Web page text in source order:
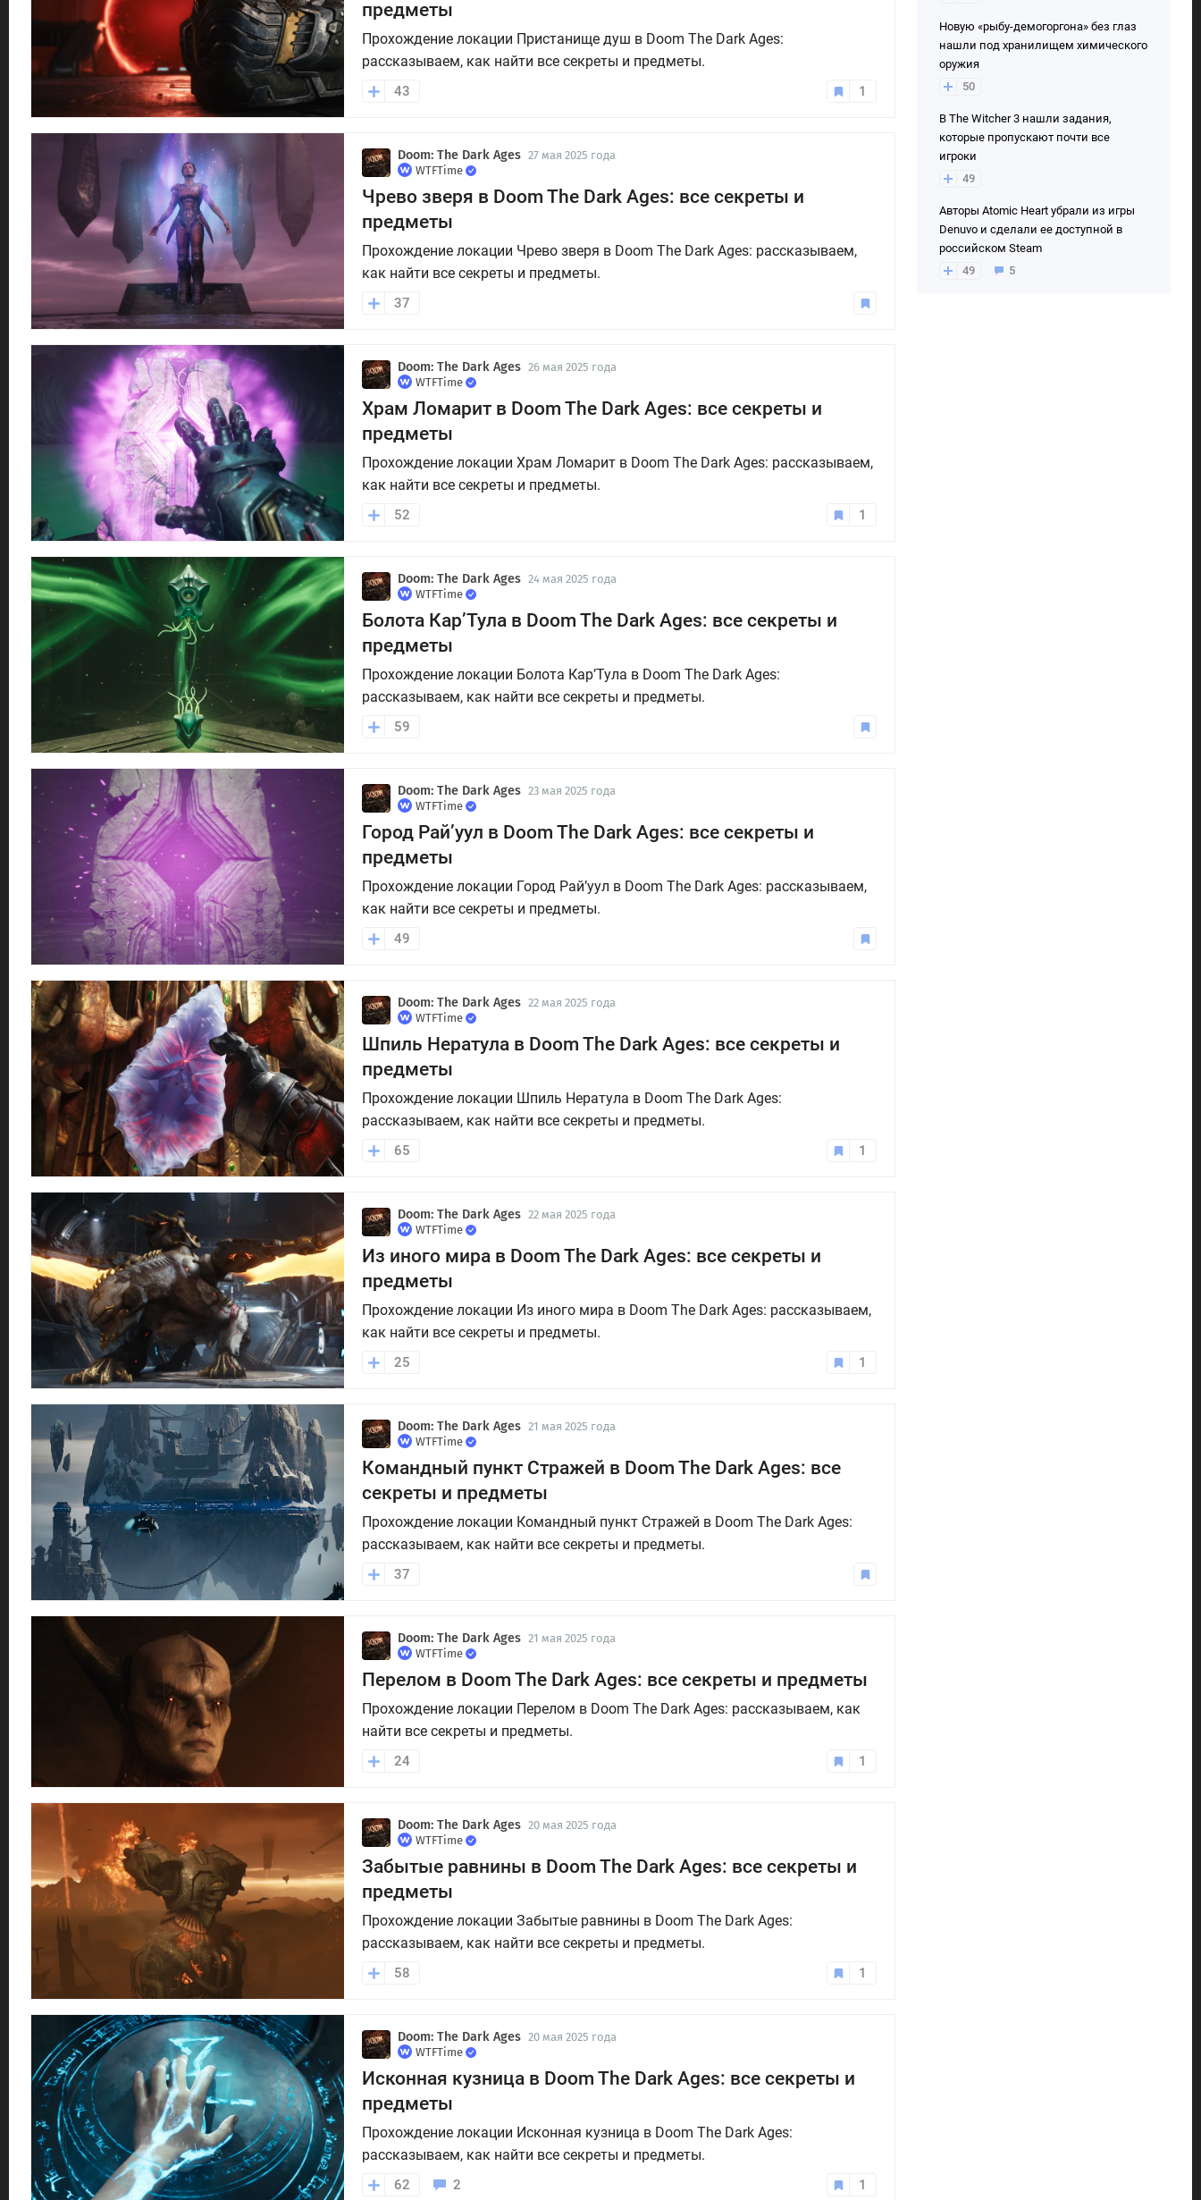
предметы
Прохождение локации Пристанище душ в Doom The Dark Ages:
рассказываем, как найти все секреты и предметы.
43 1
Doom: The Dark Ages 27 мая 2025 года
WTFTime
Чрево зверя в Doom The Dark Ages: все секреты и
предметы
Прохождение локации Чрево зверя в Doom The Dark Ages: рассказываем,
как найти все секреты и предметы.
37
Doom: The Dark Ages 26 мая 2025 года
WTFTime
Храм Ломарит в Doom The Dark Ages: все секреты и
предметы
Прохождение локации Храм Ломарит в Doom The Dark Ages: рассказываем,
как найти все секреты и предметы.
52 1
Doom: The Dark Ages 24 мая 2025 года
WTFTime
Болота Кар’Тула в Doom The Dark Ages: все секреты и
предметы
Прохождение локации Болота Кар’Тула в Doom The Dark Ages:
рассказываем, как найти все секреты и предметы.
59
Doom: The Dark Ages 23 мая 2025 года
WTFTime
Город Рай’уул в Doom The Dark Ages: все секреты и
предметы
Прохождение локации Город Рай’уул в Doom The Dark Ages: рассказываем,
как найти все секреты и предметы.
49
Doom: The Dark Ages 22 мая 2025 года
WTFTime
Шпиль Нератула в Doom The Dark Ages: все секреты и
предметы
Прохождение локации Шпиль Нератула в Doom The Dark Ages:
рассказываем, как найти все секреты и предметы.
65 1
Doom: The Dark Ages 22 мая 2025 года
WTFTime
Из иного мира в Doom The Dark Ages: все секреты и
предметы
Прохождение локации Из иного мира в Doom The Dark Ages: рассказываем,
как найти все секреты и предметы.
25 1
Doom: The Dark Ages 21 мая 2025 года
WTFTime
Командный пункт Стражей в Doom The Dark Ages: все
секреты и предметы
Прохождение локации Командный пункт Стражей в Doom The Dark Ages:
рассказываем, как найти все секреты и предметы.
37
Doom: The Dark Ages 21 мая 2025 года
WTFTime
Перелом в Doom The Dark Ages: все секреты и предметы
Прохождение локации Перелом в Doom The Dark Ages: рассказываем, как
найти все секреты и предметы.
24 1
Doom: The Dark Ages 20 мая 2025 года
WTFTime
Забытые равнины в Doom The Dark Ages: все секреты и
предметы
Прохождение локации Забытые равнины в Doom The Dark Ages:
рассказываем, как найти все секреты и предметы.
58 1
Doom: The Dark Ages 20 мая 2025 года
WTFTime
Исконная кузница в Doom The Dark Ages: все секреты и
предметы
Прохождение локации Исконная кузница в Doom The Dark Ages:
рассказываем, как найти все секреты и предметы.
62 2 1
Новую «рыбу-демогоргона» без глаз
нашли под хранилищем химического
оружия
50
В The Witcher 3 нашли задания,
которые пропускают почти все
игроки
49
Авторы Atomic Heart убрали из игры
Denuvo и сделали ее доступной в
российском Steam
49
5